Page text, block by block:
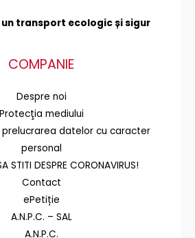
transport ecologic și sigur
COMPANIE
Despre noi
Protecţia mediului
prelucrarea datelor cu caracter
personal
STITI DESPRE CORONAVIRUS!
Contact
ePetiție
A.N.P.C. – SAL
A.N.P.C.